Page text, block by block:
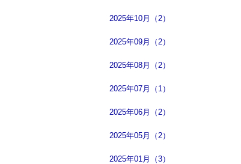
2025年10月（2）
2025年09月（2）
2025年08月（2）
2025年07月（1）
2025年06月（2）
2025年05月（2）
2025年01月（3）